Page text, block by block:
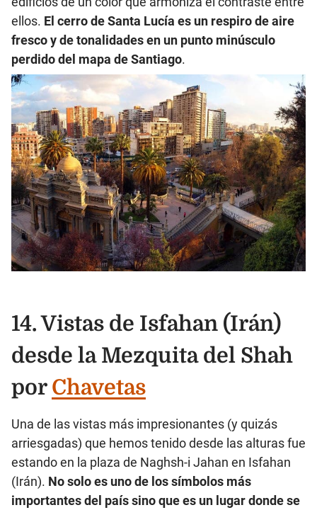
ellos. El cerro de Santa Lucía es un respiro de aire
fresco y de tonalidades en un punto minúsculo
perdido del mapa de Santiago.
14. Vistas de Isfahan (Irán)
desde la Mezquita del Shah
por Chavetas
Una de las vistas más impresionantes (y quizás
arriesgadas) que hemos tenido desde las alturas fue
estando en la plaza de Naghsh-i Jahan en Isfahan
(Irán). No solo es uno de los símbolos más
importantes del país sino que es un lugar donde se